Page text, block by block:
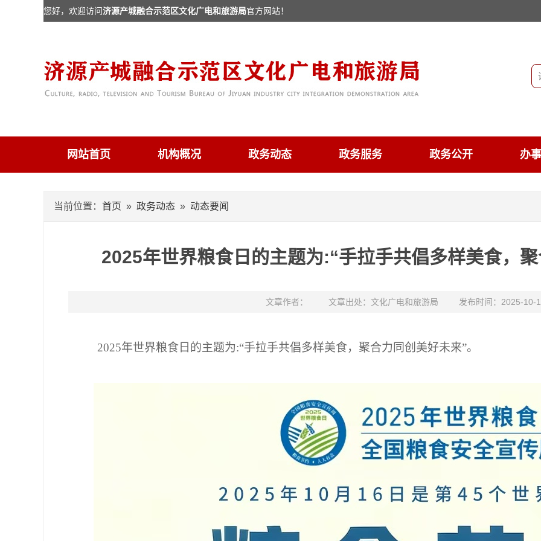
您好，欢迎访问济源产城融合示范区文化广电和旅游局官方网站！
网站首页 机构概况 政务动态 政务服务 政务公开 办
当前位置： 首页 » 政务动态 » 动态要闻
2025年世界粮食日的主题为:“手拉手共倡多样美食，
文章作者： 文章出处：文化广电和旅游局 发布时间：2025-10-
2025年世界粮食日的主题为:“手拉手共倡多样美食，聚合力同创美好未来”。